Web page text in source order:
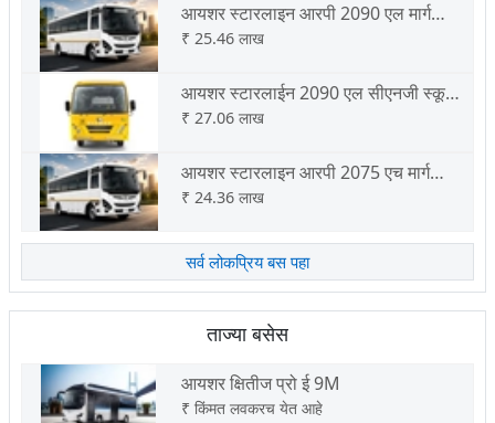
आयशर स्टारलाइन आरपी 2090 एल मार्ग
परमिट
₹ 25.46 लाख
आयशर स्टारलाईन 2090 एल सीएनजी स्कूल
बस
₹ 27.06 लाख
आयशर स्टारलाइन आरपी 2075 एच मार्ग
परमिट
₹ 24.36 लाख
सर्व लोकप्रिय बस पहा
ताज्या बसेस
आयशर क्षितीज प्रो ई 9M
₹ किंमत लवकरच येत आहे